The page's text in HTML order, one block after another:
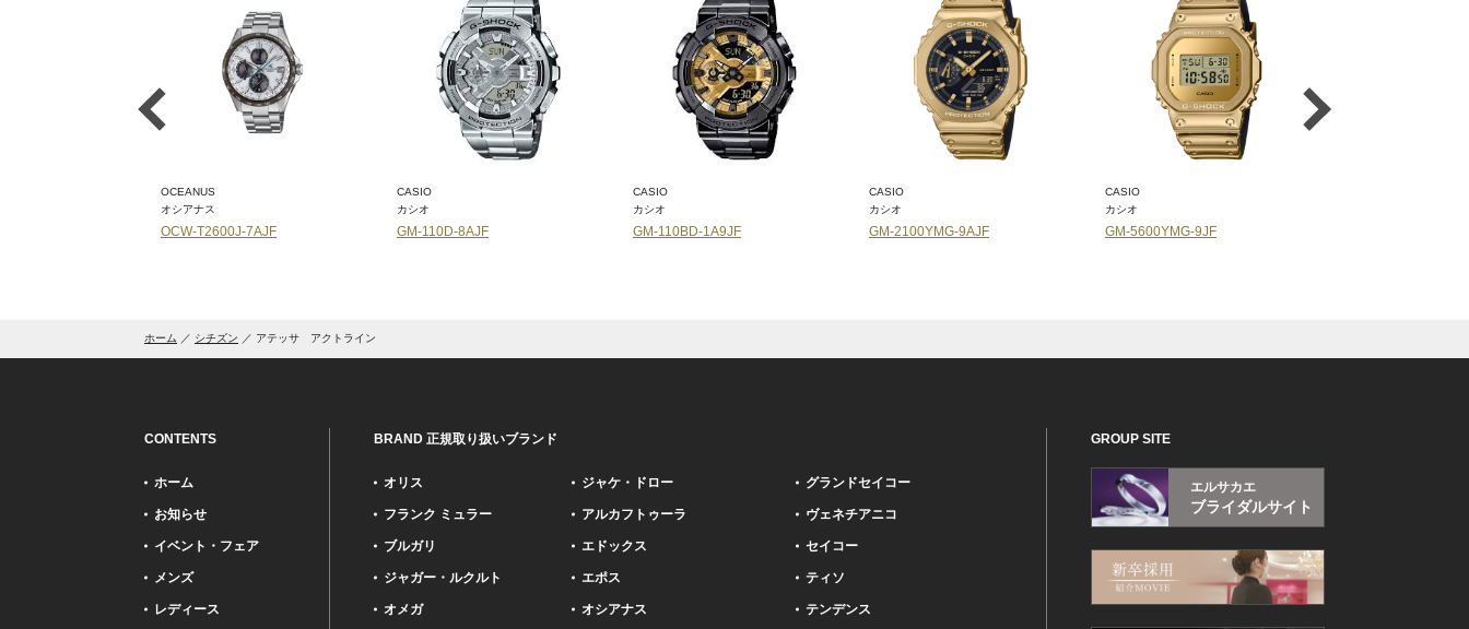
OCEANUS
オシアナス
OCW-T2600J-7AJF
CASIO
カシオ
GM-110D-8AJF
CASIO
カシオ
GM-110BD-1A9JF
CASIO
カシオ
GM-2100YMG-9AJF
CASIO
カシオ
GM-5600YMG-9JF
ホーム シチズン アテッサ アクトライン
CONTENTS
ホーム
お知らせ
イベント・フェア
メンズ
レディース
BRAND 正規取り扱いブランド
オリス
フランク ミュラー
ブルガリ
ジャガー・ルクルト
オメガ
ジャケ・ドロー
アルカフトゥーラ
エドックス
エポス
オシアナス
グランドセイコー
ヴェネチアニコ
セイコー
ティソ
テンデンス
GROUP SITE
エルサカエ
ブライダルサイト